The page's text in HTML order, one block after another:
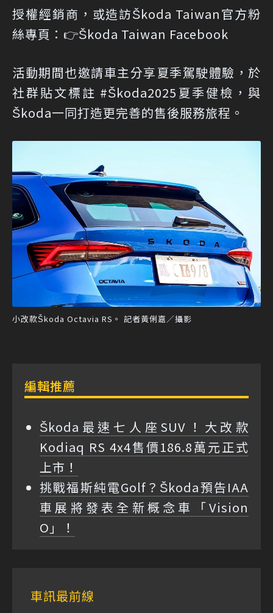
授權經銷商，或造訪Škoda Taiwan官方粉
絲專頁：👉Škoda Taiwan Facebook
活動期間也邀請車主分享夏季駕駛體驗，於
社群貼文標註 #Škoda2025夏季健檢，與
Škoda一同打造更完善的售後服務旅程。
小改款Škoda Octavia RS。 記者黃俐嘉／攝影
編輯推薦
Škoda最速七人座SUV！大改款
Kodiaq RS 4x4售價186.8萬元正式
上市！
挑戰福斯純電Golf？Škoda預告IAA
車展將發表全新概念車「Vision
O」！
車訊最前線